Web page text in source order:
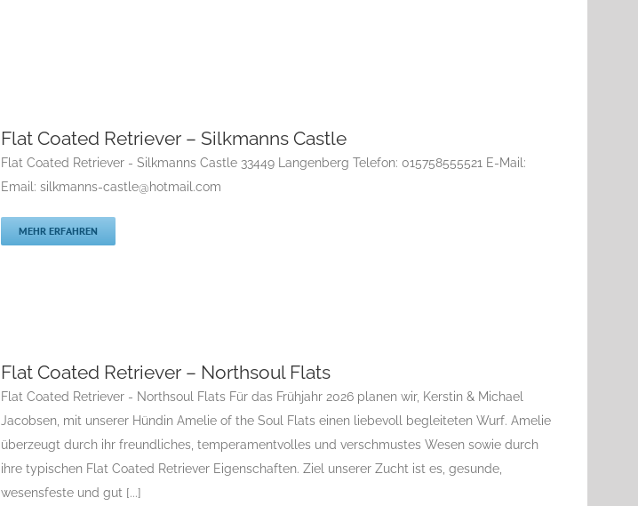
Flat Coated Retriever – Silkmanns Castle
Flat Coated Retriever - Silkmanns Castle 33449 Langenberg Telefon: 015758555521 E-Mail:
Email: silkmanns-castle@hotmail.com
MEHR ERFAHREN
Flat Coated Retriever – Northsoul Flats
Flat Coated Retriever - Northsoul Flats Für das Frühjahr 2026 planen wir, Kerstin & Michael
Jacobsen, mit unserer Hündin Amelie of the Soul Flats einen liebevoll begleiteten Wurf. Amelie
überzeugt durch ihr freundliches, temperamentvolles und verschmustes Wesen sowie durch
ihre typischen Flat Coated Retriever Eigenschaften. Ziel unserer Zucht ist es, gesunde,
wesensfeste und gut [...]